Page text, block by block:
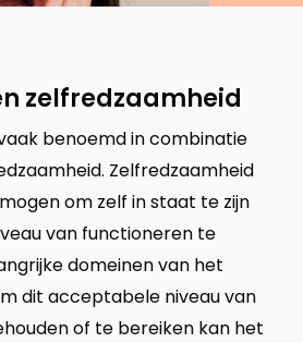
zelfredzaamheid
benoemd in combinatie
Zelfredzaamheid
om zelf in staat te zijn
van functioneren te
domeinen van het
dit acceptabele niveau van
of te bereiken kan het